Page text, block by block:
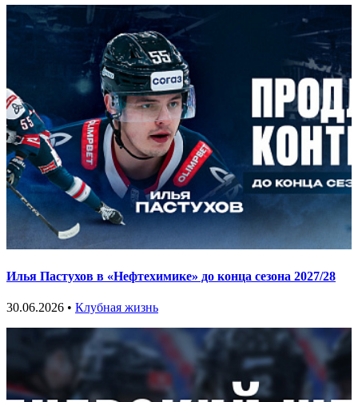
Илья Пастухов в «Нефтехимике» до конца сезона 2027/28
30.06.2026 • Клубная жизнь